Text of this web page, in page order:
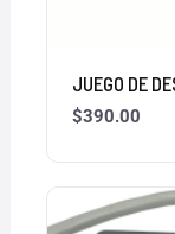
JUEGO DE
$390.00